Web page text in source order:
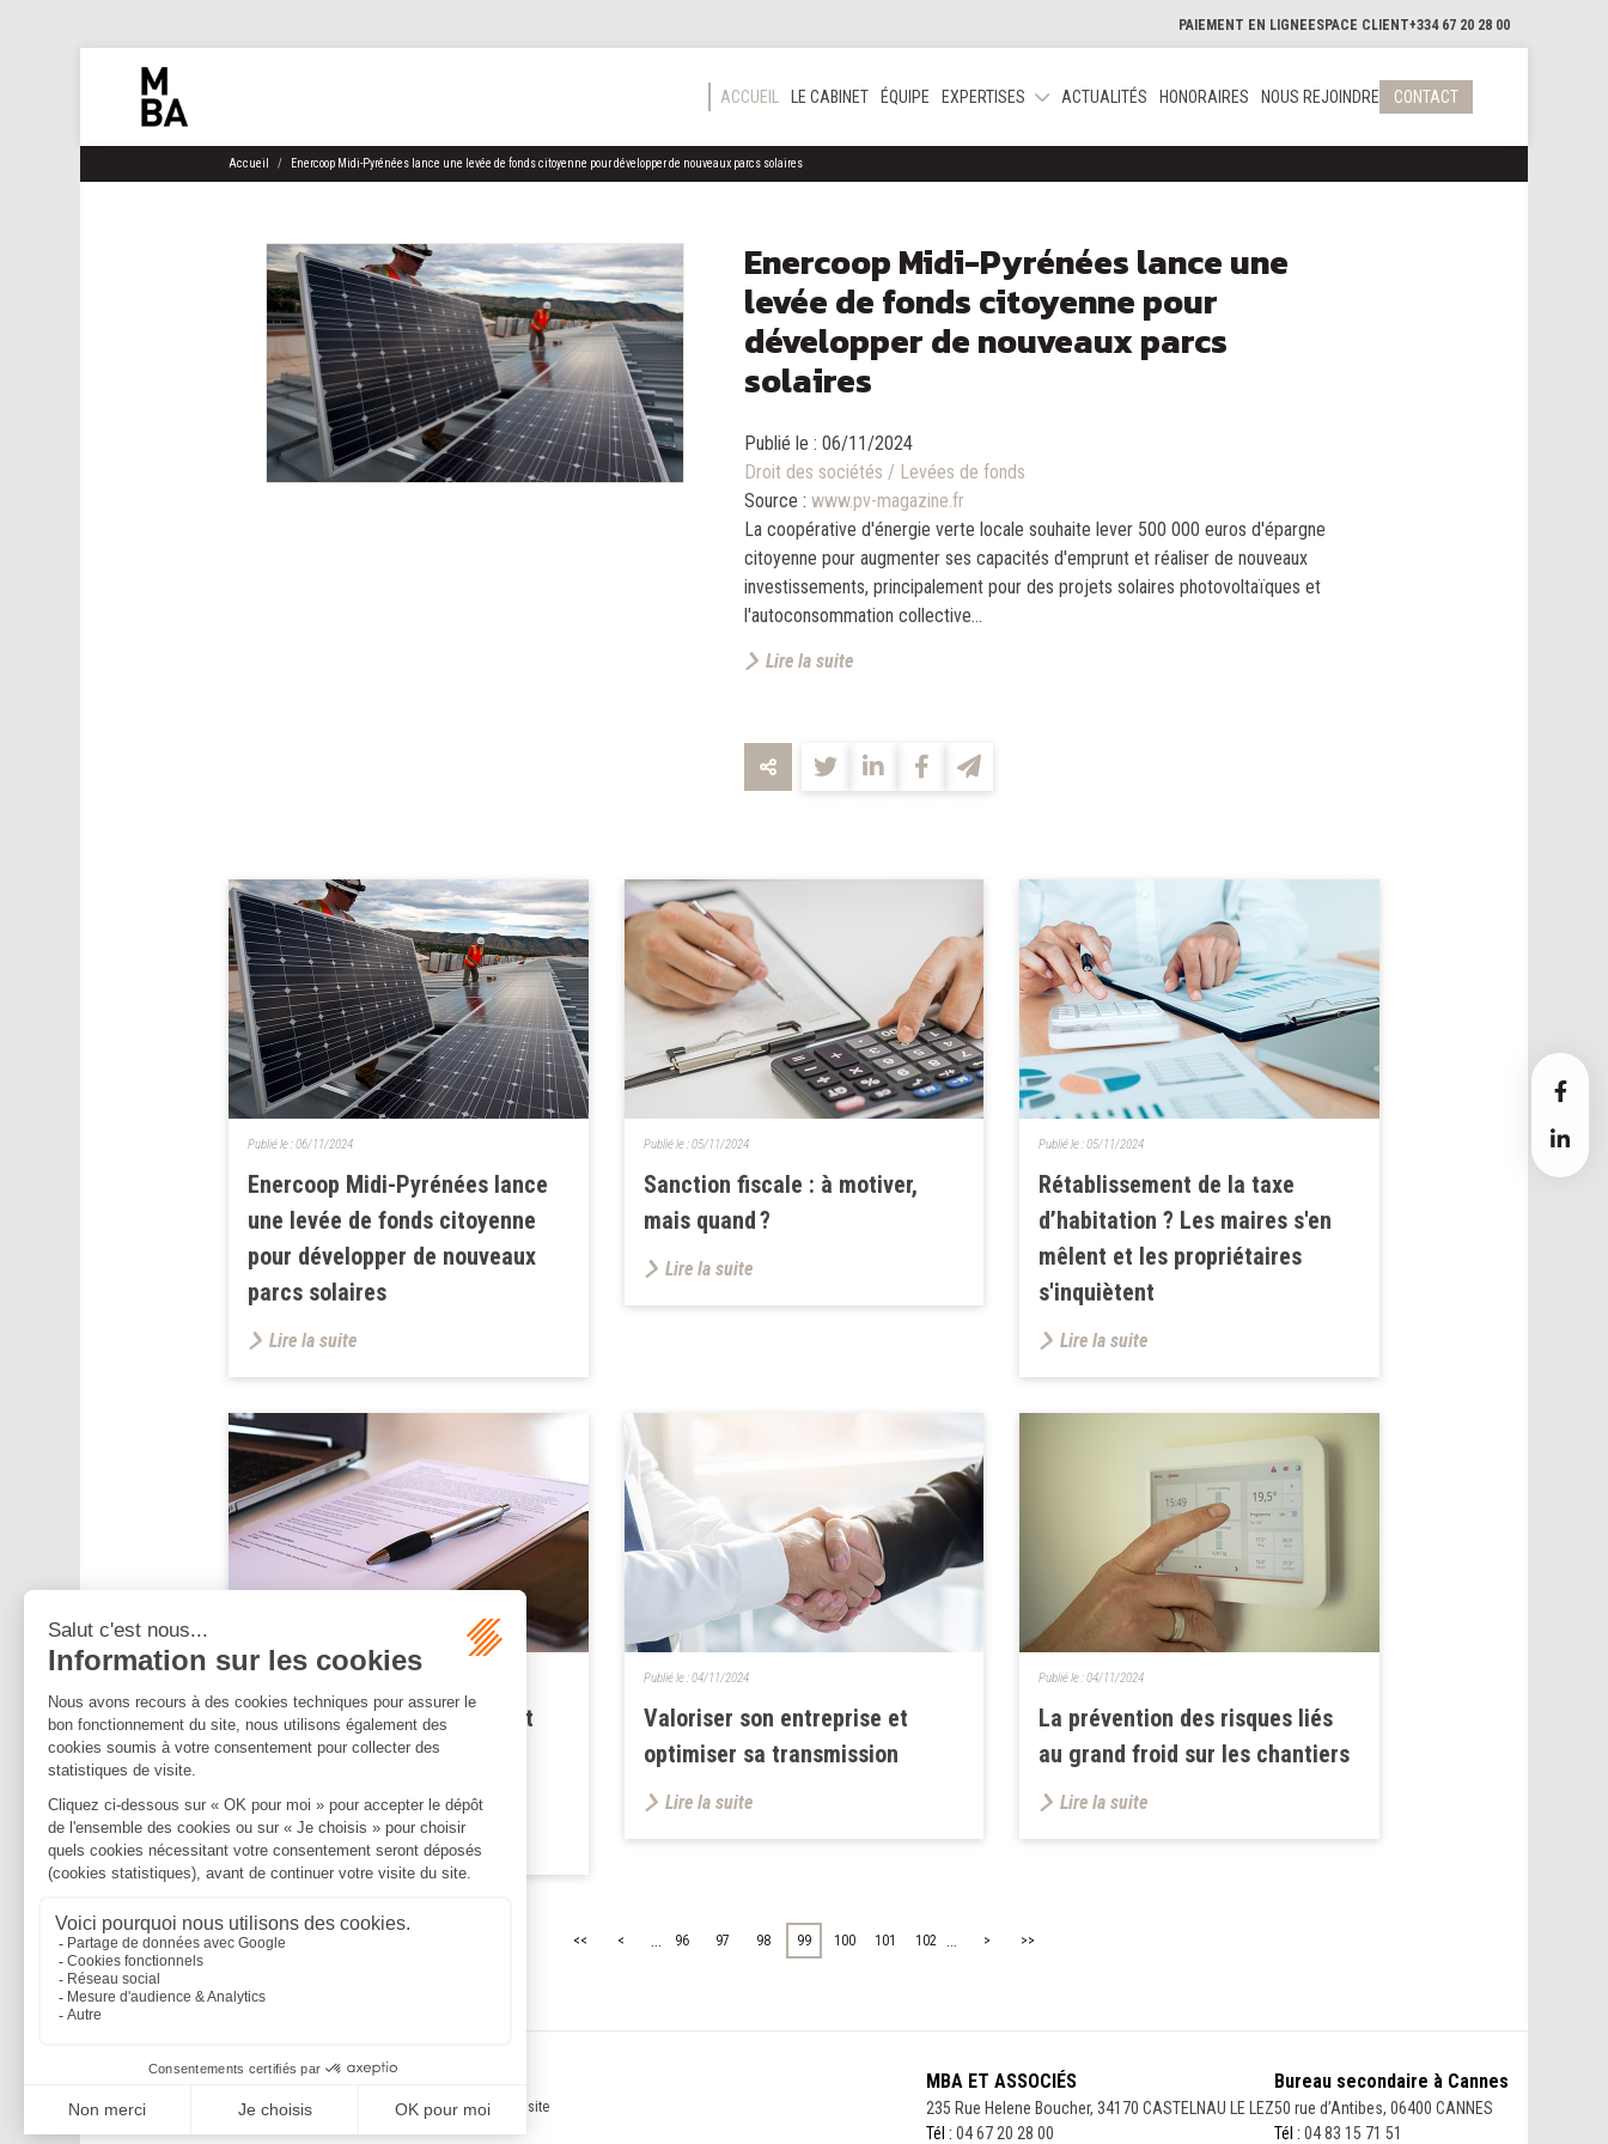
PAIEMENT EN LIGNE ESPACE CLIENT+334 67 20 28 00
ACCUEIL LE CABINET ÉQUIPE EXPERTISES ACTUALITÉS HONORAIRES NOUS REJOINDRE CONTACT
Accueil Enercoop Midi-Pyrénées lance une levée de fonds citoyenne pour développer de nouveaux parcs solaires
Enercoop Midi-Pyrénées lance une
levée de fonds citoyenne pour
développer de nouveaux parcs
solaires
Publié le : 06/11/2024
Droit des sociétés / Levées de fonds
Source : www.pv-magazine.fr
La coopérative d'énergie verte locale souhaite lever 500 000 euros d'épargne
citoyenne pour augmenter ses capacités d'emprunt et réaliser de nouveaux
investissements, principalement pour des projets solaires photovoltaïques et
l'autoconsommation collective...
Lire la suite
Enercoop Midi-Pyrénées lance
une levée de fonds citoyenne
pour développer de nouveaux
parcs solaires
Publié le :06/11/2024
Lire la suite
Sanction fiscale : à motiver,
mais quand ?
Publié le :05/11/2024
Lire la suite
Rétablissement de la taxe
d’habitation ? Les maires s'en
mêlent et les propriétaires
s'inquiètent
Publié le :05/11/2024
Lire la suite
Licenciement économique et
offre de reclassement :
Lire la suite
Valoriser son entreprise et
optimiser sa transmission
Publié le :04/11/2024
Lire la suite
La prévention des risques liés
au grand froid sur les chantiers
Publié le :04/11/2024
Lire la suite
<< < ... 96 97 98 99 100 101 102 ... > >>
Mentions légales Politique de confidentialité Politique de cookiesPlan du site
MBA ET ASSOCIÉS
235 Rue Helene Boucher, 34170 CASTELNAU LE LEZ
Tél : 04 67 20 28 00
Bureau secondaire à Cannes
50 rue d’Antibes, 06400 CANNES
Tél : 04 83 15 71 51